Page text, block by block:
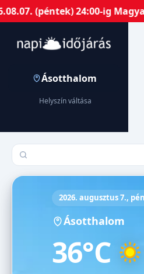
24:00-ig
Ásotthalom
Helyszín váltása
Település keresése
2026. augusztus 7.,
Ásotthalom
36°C